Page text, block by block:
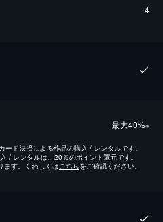
4
最⼤40%※
ド決済による作品の購入 / レンタルです。
/ レンタルは、20％のポイント還元です。
ます。くわしくは こちらをご確認ください。